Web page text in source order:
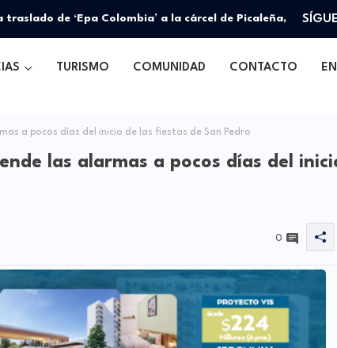
de ‘Epa Colombia’ a la cárcel de Picaleña,
TURISMO COMUNIDAD CONTACTO
a pocos días del inicio de las fiestas de San Pedro
las alarmas a pocos días del
0